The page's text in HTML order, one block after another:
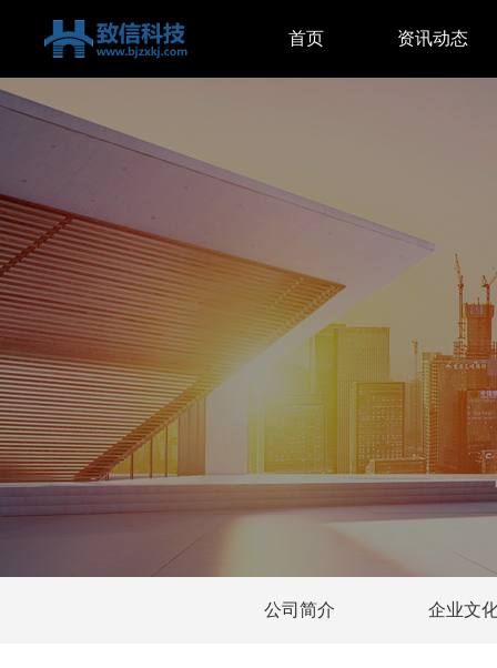
首页 资讯动态
公司简介 企业文